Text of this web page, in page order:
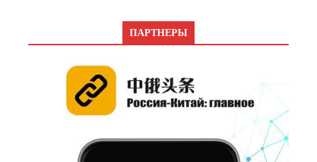
ПАРТНЕРЫ